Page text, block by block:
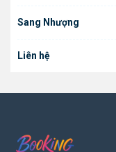
Sang Nhượng
Liên hệ